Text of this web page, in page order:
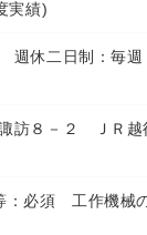
実績)
週休二日制：毎
訪８－２ ＪＲ越
：必須 工作機械